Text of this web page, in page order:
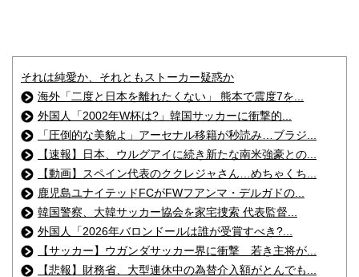
それは純愛か、それともストーカー疑惑か
海外「二度と日本を離れたくない」 熊本で震度7を...
外国人「2002年W杯は?」韓国サッカーに衝撃的...
「圧倒的な美貌よ」アーセナル移籍が秒読み…ブラジ...
【速報】日本、ウルグアイに続き新たな南米強豪との...
【動画】スペイン代表のククレジャさん…めちゃくち...
鹿児島ユナイテッドFCがFWフアンマ・デルガドの...
韓国警察、大韓サッカー協会を家宅捜索 代表監督...
外国人「2026年バロンドールは誰が受賞すべき?...
【サッカー】ウガンダサッカー界に衝撃 若き主将が...
【悲報】財務省、大型連休中の為替介入額がとんでも...